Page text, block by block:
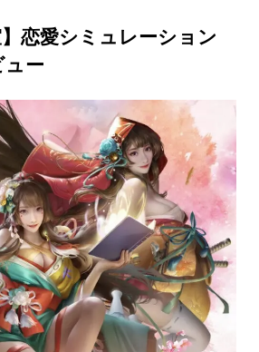
】恋愛シミュレーション
ュー